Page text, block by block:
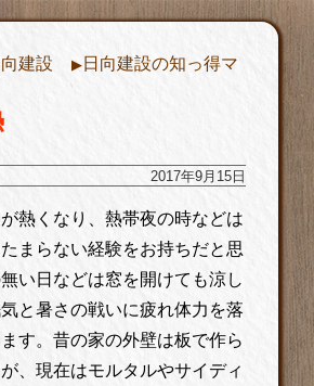
建設 ▶︎日向建設の知っ得マ
2017年9月15日
熱くなり、熱帯夜の時などは
まらない経験をお持ちだと思
い日などは窓を開けても涼し
と暑さの戦いに疲れ体力を落
す。昔の家の外壁は板で作ら
、現在はモルタルやサイディ